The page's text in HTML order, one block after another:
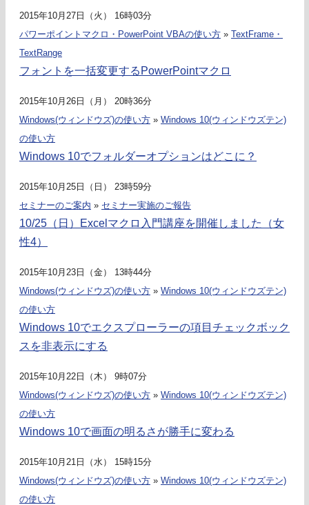
2015年10月27日（火） 16時03分
パワーポイントマクロ・PowerPoint VBAの使い方 » TextFrame・
TextRange
フォントを一括変更するPowerPointマクロ
2015年10月26日（月） 20時36分
Windows(ウィンドウズ)の使い方 » Windows 10(ウィンドウズテン)
の使い方
Windows 10でフォルダーオプションはどこに？
2015年10月25日（日） 23時59分
セミナーのご案内 » セミナー実施のご報告
10/25（日）Excelマクロ入門講座を開催しました（女
性4）
2015年10月23日（金） 13時44分
Windows(ウィンドウズ)の使い方 » Windows 10(ウィンドウズテン)
の使い方
Windows 10でエクスプローラーの項目チェックボック
スを非表示にする
2015年10月22日（木） 9時07分
Windows(ウィンドウズ)の使い方 » Windows 10(ウィンドウズテン)
の使い方
Windows 10で画面の明るさが勝手に変わる
2015年10月21日（水） 15時15分
Windows(ウィンドウズ)の使い方 » Windows 10(ウィンドウズテン)
の使い方